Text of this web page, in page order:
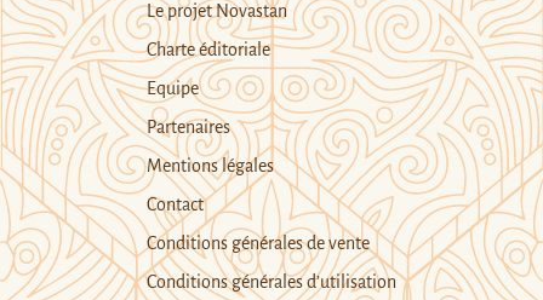
Le projet Novastan
Charte éditoriale
Equipe
Partenaires
Mentions légales
Contact
Conditions générales de vente
Conditions générales d’utilisation